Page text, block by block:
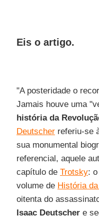
Eis o artigo.
"A posteridade o
Jamais houve uma
história da
Deutscherreferiu-se
sua monumental
referencial, aquele
capítulo de Trotsky: o
volume de História
oitenta do
Isaac Deutschere